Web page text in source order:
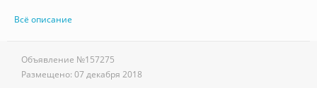
Всё описание
Объявление №157275
Размещено: 07 декабря 2018